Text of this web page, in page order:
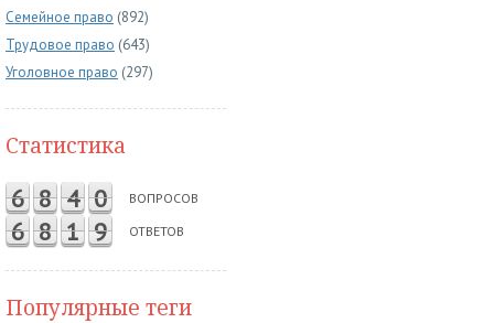
Семейное право (892)
Трудовое право (643)
Уголовное право (297)
Статистика
6 8 4 0 ВОПРОСОВ
6 8 1 9 ОТВЕТОВ
Популярные теги